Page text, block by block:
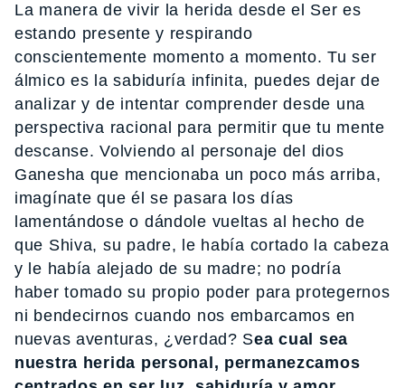
La manera de vivir la herida desde el Ser es
estando presente y respirando
conscientemente momento a momento. Tu ser
álmico es la sabiduría infinita, puedes dejar de
analizar y de intentar comprender desde una
perspectiva racional para permitir que tu mente
descanse. Volviendo al personaje del dios
Ganesha que mencionaba un poco más arriba,
imagínate que él se pasara los días
lamentándose o dándole vueltas al hecho de
que Shiva, su padre, le había cortado la cabeza
y le había alejado de su madre; no podría
haber tomado su propio poder para protegernos
ni bendecirnos cuando nos embarcamos en
nuevas aventuras, ¿verdad? Sea cual sea
nuestra herida personal, permanezcamos